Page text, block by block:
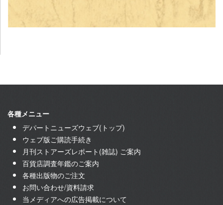
各種メニュー
デパートニューズウェブ(トップ)
ウェブ版ご購読手続き
月刊ストアーズレポート(雑誌) ご案内
百貨店調査年鑑のご案内
各種出版物のご注文
お問い合わせ/資料請求
当メディアへの広告掲載について